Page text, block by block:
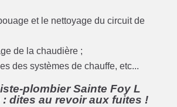
et le nettoyage du circuit de
de la chaudière ;
des systèmes de chauffe, etc...
plombier Sainte Foy L
dites au revoir aux fuites !